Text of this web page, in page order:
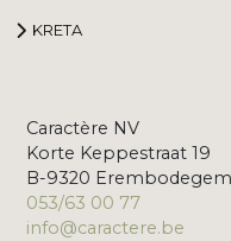
KRETA
Caractère NV
Korte Keppestraat 19
B-9320
053/63 00 77
info@caractere.be